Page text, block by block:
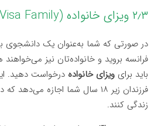
۲٫۳ ویزای خانواده (Visa Family)
در صورتی که شما به‌عنوان یک دانشجوی
فرانسه بروید و خانواده‌تان نیز می‌خواهند
باید برایویزای خانواده درخواست دهید.
فرزندان زیر ۱۸ سال شما اجازه
زندگی کنند.